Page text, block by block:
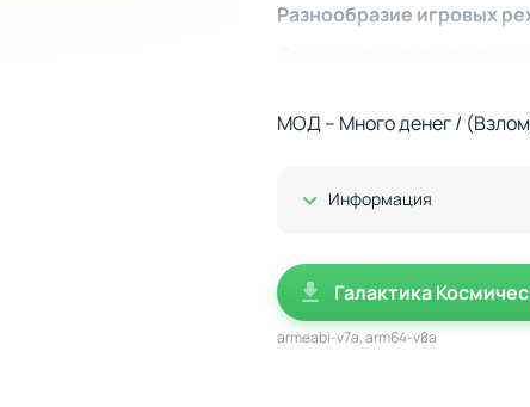
Разнообразие игровых
сможете объединяться с
лидеров. Дополнительно
МОД – Много денег /
Показать/Скрыть
Информация
Галактика
armeabi-v7a, arm64-v8a